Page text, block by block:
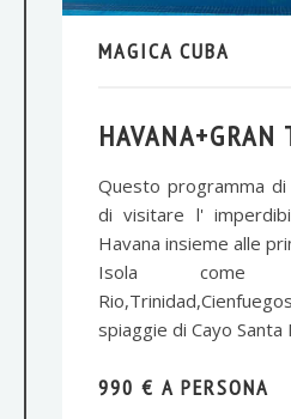
MAGICA CUBA
HAVANA+GRAN
Questo programma
di visitare l'
Havana insieme alle
Isola come
spiaggie di Cayo Santa
990 € A PERSONA